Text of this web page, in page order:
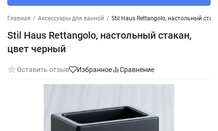
Главная / Аксессуары для ванной / Stil Haus Rettangolo, настольный
Stil Haus Rettangolo, настольный стакан,
цвет черный
Оставить отзыв Избранное Сравнение